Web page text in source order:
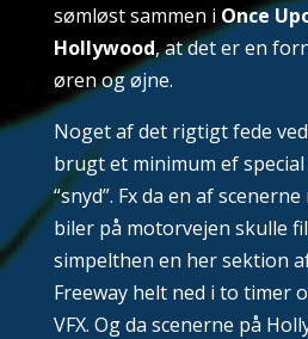
sømløst sammen i Once
Hollywood, at det er en
øren og øjne.
Noget af det rigtigt fede
brugt et minimum ef
“snyd”. Fx da en af
biler på motorvejen skulle
simpelthen en her sektion
Freeway helt ned i to timer
VFX. Og da scenerne på